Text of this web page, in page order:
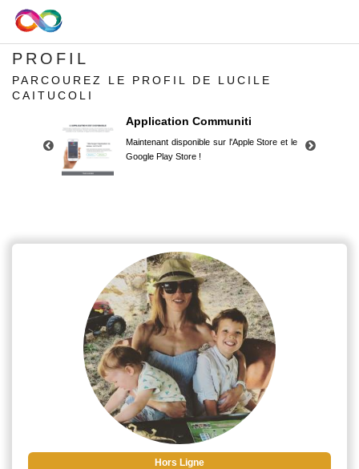
PROFIL
PARCOUREZ LE PROFIL DE LUCILE
CAITUCOLI
Application Communiti
Maintenant disponible sur l'Apple Store et le
Google Play Store !
Google Play Store !
Hors Ligne